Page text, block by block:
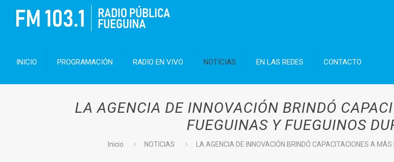
INICIO PROGRAMACIÓN RADIO EN VIVO NOTICIAS EN LAS REDES CONTACTO
LA AGENCIA DE INNOVACIÓN BRINDÓ
FUEGUINAS Y FUEGUINOS
Inicio NOTICIAS LA AGENCIA DE INNOVACIÓN BRINDÓ CAPACITACIONES A